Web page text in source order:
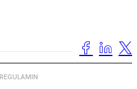
REGULAMIN